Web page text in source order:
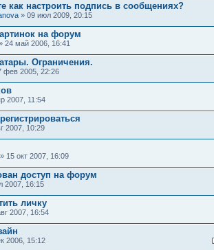
как настроить подпись в сообщениях?
» 09 июл 2009, 20:15
на форум
24 май 2006, 16:41
Ограничения.
фев 2005, 22:26
2007, 11:54
2007, 10:29
» 15 окт 2007, 16:09
доступ на форум
2007, 16:15
личку
2007, 16:54
2006, 15:12